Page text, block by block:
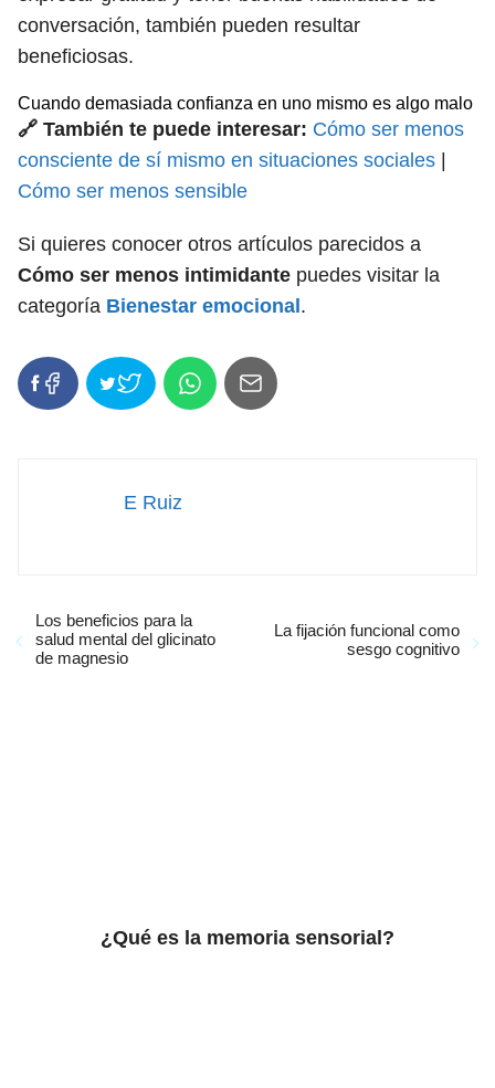
conversación, también pueden resultar
beneficiosas.
Cuando demasiada confianza en uno mismo es algo malo
🔗 También te puede interesar: Cómo ser menos
consciente de sí mismo en situaciones sociales
Cómo ser menos sensible
Si quieres conocer otros artículos parecidos a
Cómo ser menos intimidante puedes visitar la
categoría Bienestar emocional .
E Ruiz
Los beneficios para la
salud mental del glicinato
de magnesio
La fijación funcional como
sesgo cognitivo
¿Qué es la memoria sensorial?